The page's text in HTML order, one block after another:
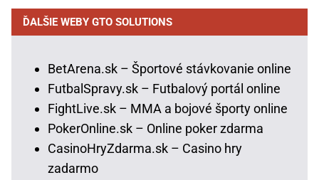
ĎALŠIE WEBY GTO SOLUTIONS
BetArena.sk – Športové stávkovanie online
FutbalSpravy.sk – Futbalový portál online
FightLive.sk – MMA a bojové športy online
PokerOnline.sk – Online poker zdarma
CasinoHryZdarma.sk – Casino hry
zadarmo